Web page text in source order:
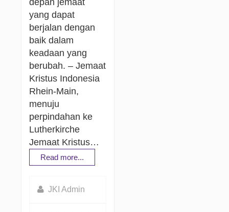
depan jemaat
yang dapat
berjalan dengan
baik dalam
keadaan yang
berubah. – Jemaat
Kristus Indonesia
Rhein-Main,
menuju
perpindahan ke
Lutherkirche
Jemaat Kristus…
Read more...
JKI Admin